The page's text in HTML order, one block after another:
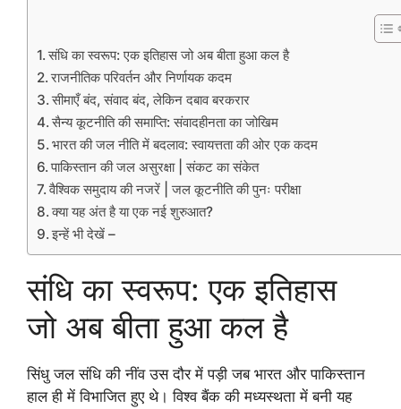
संधि का स्वरूप: एक इतिहास जो अब बीता हुआ कल है
राजनीतिक परिवर्तन और निर्णायक कदम
सीमाएँ बंद, संवाद बंद, लेकिन दबाव बरकरार
सैन्य कूटनीति की समाप्ति: संवादहीनता का जोखिम
भारत की जल नीति में बदलाव: स्वायत्तता की ओर एक कदम
पाकिस्तान की जल असुरक्षा | संकट का संकेत
वैश्विक समुदाय की नजरें | जल कूटनीति की पुनः परीक्षा
क्या यह अंत है या एक नई शुरुआत?
इन्हें भी देखें –
संधि का स्वरूप: एक इतिहास
जो अब बीता हुआ कल है
सिंधु जल संधि की नींव उस दौर में पड़ी जब भारत और पाकिस्तान
हाल ही में विभाजित हुए थे। विश्व बैंक की मध्यस्थता में बनी यह